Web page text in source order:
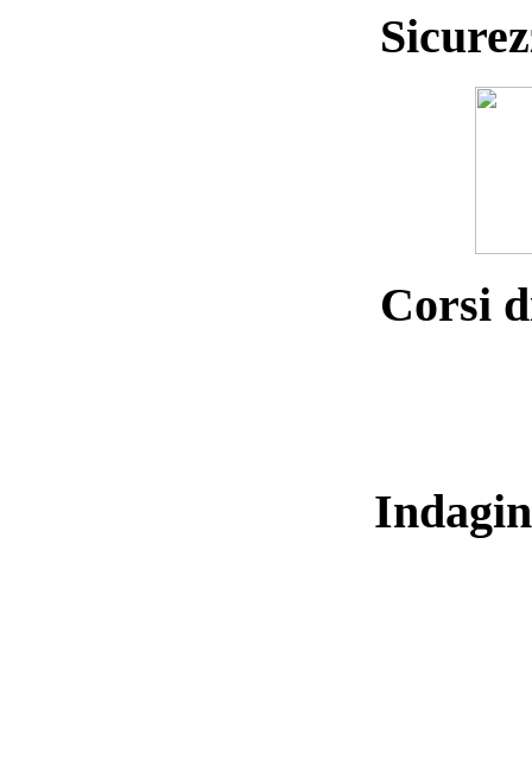
Corsi